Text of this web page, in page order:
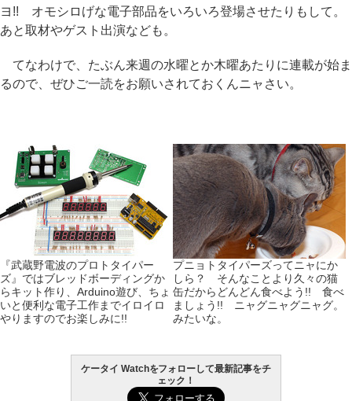
ヨ!! オモシロげな電子部品をいろいろ登場させたりもして。
あと取材やゲスト出演なども。
てなわけで、たぶん来週の水曜とか木曜あたりに連載が始ま
るので、ぜひご一読をお願いされておくんニャさい。
『武蔵野電波のプロトタイパー
ズ』ではブレッドボーディングか
らキット作り、Arduino遊び、ちょ
いと便利な電子工作までイロイロ
やりますのでお楽しみに!!
プニョトタイパーズってニャにか
しら？ そんなことより久々の猫
缶だからどんどん食べよう!! 食べ
ましょう!! ニャグニャグニャグ。
みたいな。
ケータイ Watchをフォローして最新記事をチ
ェック！